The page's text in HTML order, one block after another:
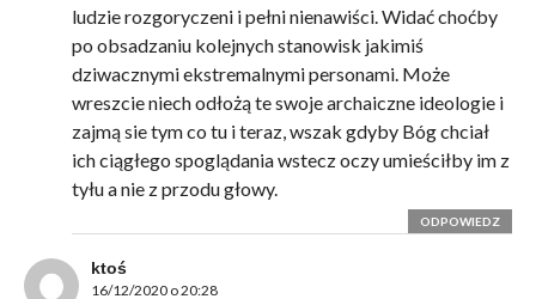
ludzie rozgoryczeni i pełni nienawiści. Widać choćby
po obsadzaniu kolejnych stanowisk jakimiś
dziwacznymi ekstremalnymi personami. Może
wreszcie niech odłożą te swoje archaiczne ideologie i
zajmą sie tym co tu i teraz, wszak gdyby Bóg chciał
ich ciągłego spoglądania wstecz oczy umieściłby im z
tyłu a nie z przodu głowy.
ODPOWIEDZ
ktoś
16/12/2020 o 20:28